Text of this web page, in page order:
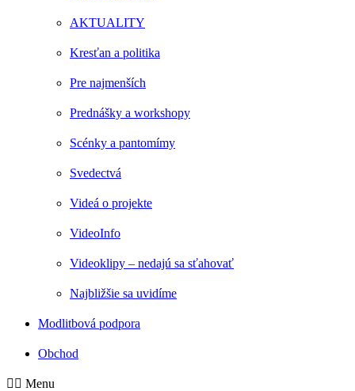
AKTUALITY
Kresťan a politika
Pre najmenších
Prednášky a workshopy
Scénky a pantomímy
Svedectvá
Videá o projekte
VideoInfo
Videoklipy – nedajú sa sťahovať
Najbližšie sa uvidíme
Modlitbová podpora
Obchod
Menu